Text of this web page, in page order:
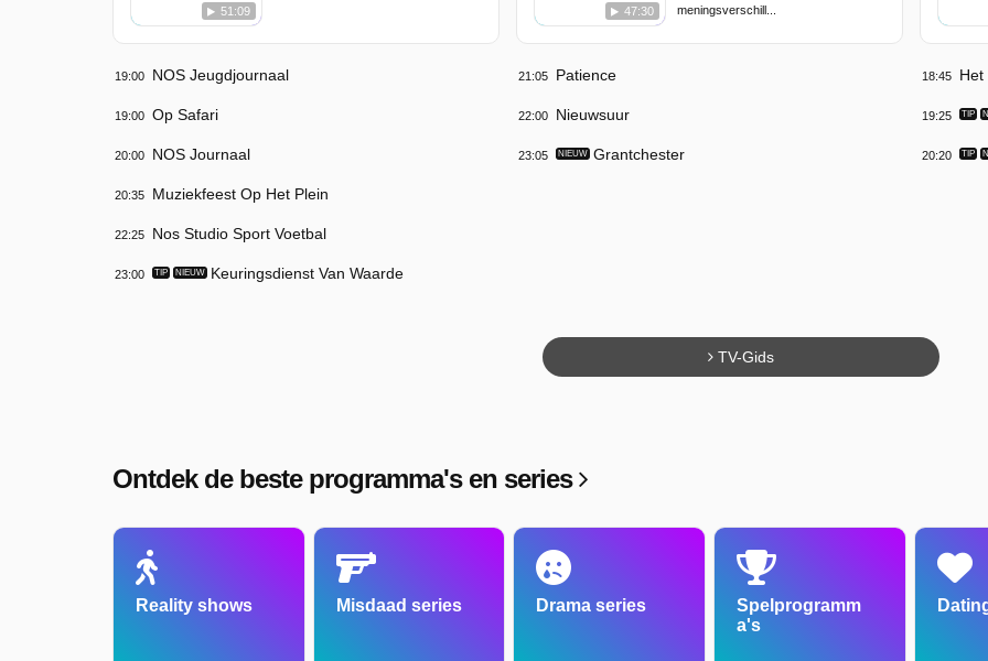
51:09
19:00 NOS Jeugdjournaal
19:00 Op Safari
20:00 NOS Journaal
20:35 Muziekfeest Op Het Plein
22:25 Nos Studio Sport Voetbal
23:00 TIP NIEUW Keuringsdienst Van Waarde
47:30
meningsverschill...
21:05 Patience
22:00 Nieuwsuur
23:05 NIEUW Grantchester
18:45 Het
19:25 TIP
20:20 TIP
TV-Gids
Ontdek de beste programma's en series
Reality shows Misdaad series Drama series
Spelprogramm
a's